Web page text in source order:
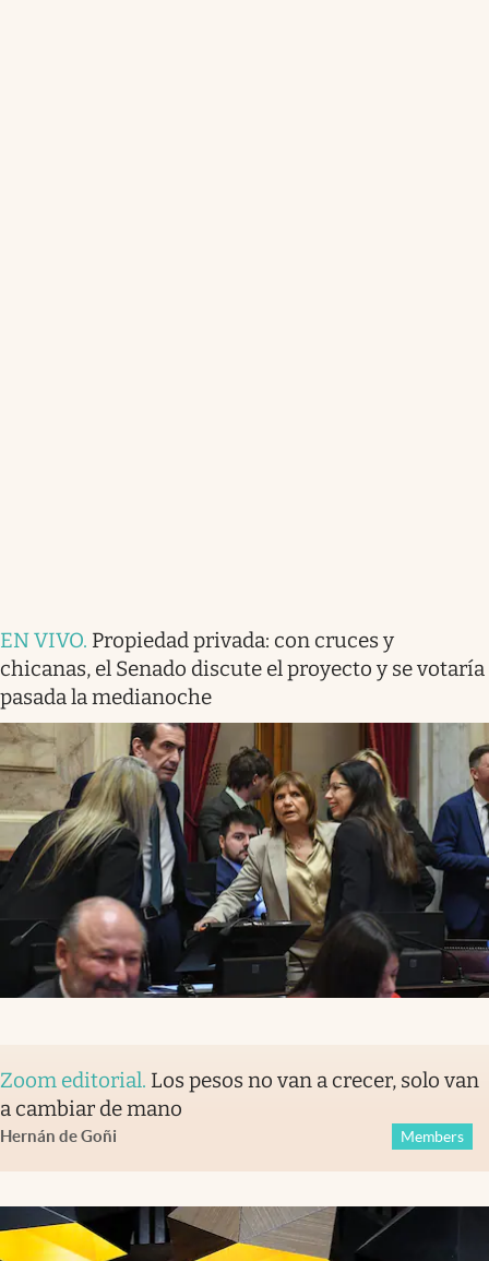
EN VIVO. Propiedad privada: con cruces y
chicanas, el Senado discute el proyecto y se votaría
pasada la medianoche
Zoom editorial. Los pesos no van a crecer, solo van
a cambiar de mano
Hernán de Goñi Members